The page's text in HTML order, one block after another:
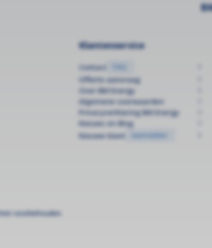
Klantenservice
Contact FAQ
Offerte aanvraag
Over BM Energy
Algemene voorwaarden
Privacyverklaring BM Energy
Nieuws en Blog
Nieuwe klant
Aanmelden
voorbehouden.